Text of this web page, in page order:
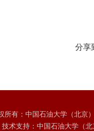
分享
所有：中国石油大学（北京）
技术支持：中国石油大学（